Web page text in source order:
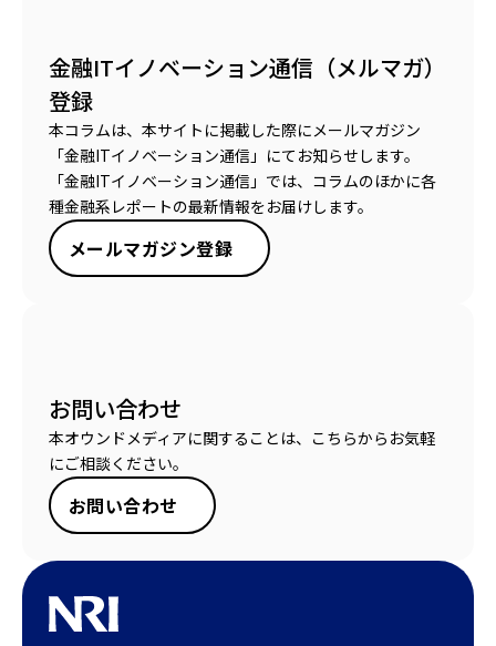
金融ITイノベーション通信（メルマガ）
登録
本コラムは、本サイトに掲載した際にメールマガジン
「金融ITイノベーション通信」にてお知らせします。
「金融ITイノベーション通信」では、コラムのほかに各
種金融系レポートの最新情報をお届けします。
メールマガジン登録
お問い合わせ
本オウンドメディアに関することは、こちらからお気軽
にご相談ください。
お問い合わせ